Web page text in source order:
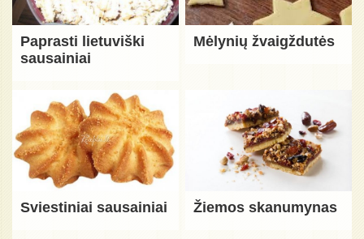
Paprasti lietuviški
sausainiai
Mėlynių žvaigždutės
Sviestiniai sausainiai Žiemos skanumynas